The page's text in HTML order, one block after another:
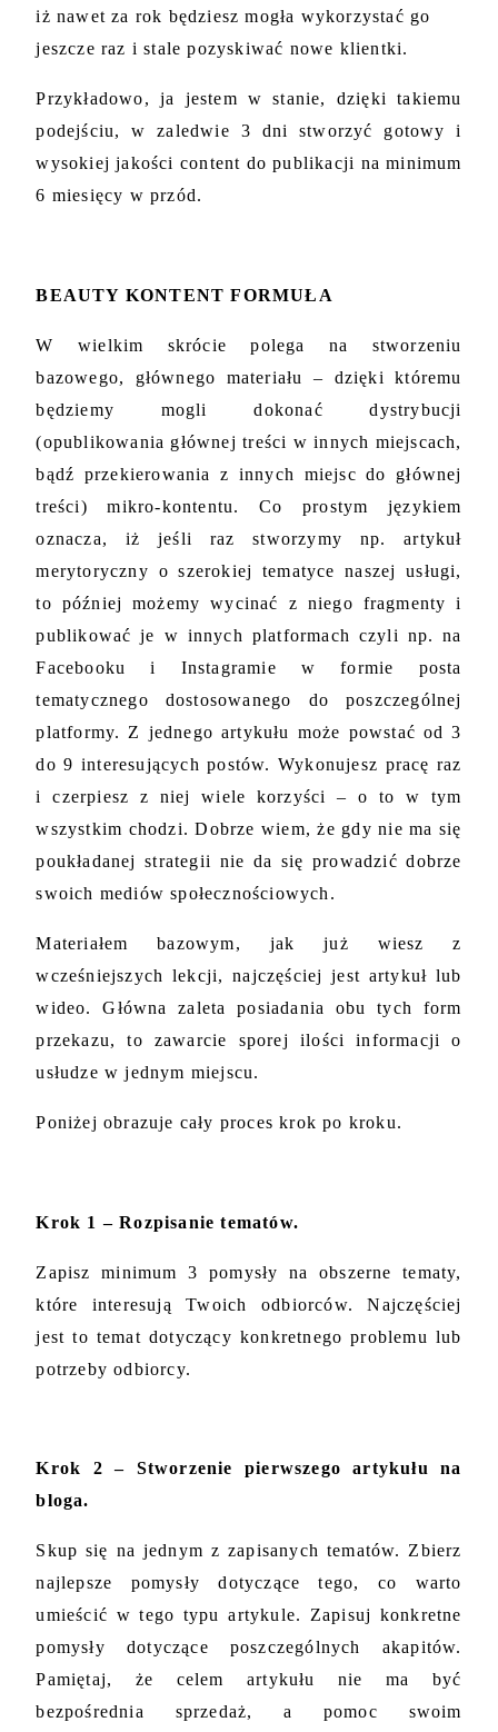
iż nawet za rok będziesz mogła wykorzystać go
jeszcze raz i stale pozyskiwać nowe klientki.
Przykładowo, ja jestem w stanie, dzięki takiemu
podejściu, w zaledwie 3 dni stworzyć gotowy i
wysokiej jakości content do publikacji na minimum
6 miesięcy w przód.
BEAUTY KONTENT FORMUŁA
W wielkim skrócie polega na stworzeniu
bazowego, głównego materiału – dzięki któremu
będziemy mogli dokonać dystrybucji
(opublikowania głównej treści w innych miejscach,
bądź przekierowania z innych miejsc do głównej
treści) mikro-kontentu. Co prostym językiem
oznacza, iż jeśli raz stworzymy np. artykuł
merytoryczny o szerokiej tematyce naszej usługi,
to później możemy wycinać z niego fragmenty i
publikować je w innych platformach czyli np. na
Facebooku i Instagramie w formie posta
tematycznego dostosowanego do poszczególnej
platformy. Z jednego artykułu może powstać od 3
do 9 interesujących postów. Wykonujesz pracę raz
i czerpiesz z niej wiele korzyści – o to w tym
wszystkim chodzi. Dobrze wiem, że gdy nie ma się
poukładanej strategii nie da się prowadzić dobrze
swoich mediów społecznościowych.
Materiałem bazowym, jak już wiesz z
wcześniejszych lekcji, najczęściej jest artykuł lub
wideo. Główna zaleta posiadania obu tych form
przekazu, to zawarcie sporej ilości informacji o
usłudze w jednym miejscu.
Poniżej obrazuje cały proces krok po kroku.
Krok 1 – Rozpisanie tematów.
Zapisz minimum 3 pomysły na obszerne tematy,
które interesują Twoich odbiorców. Najczęściej
jest to temat dotyczący konkretnego problemu lub
potrzeby odbiorcy.
Krok 2 – Stworzenie pierwszego artykułu na
bloga.
Skup się na jednym z zapisanych tematów. Zbierz
najlepsze pomysły dotyczące tego, co warto
umieścić w tego typu artykule. Zapisuj konkretne
pomysły dotyczące poszczególnych akapitów.
Pamiętaj, że celem artykułu nie ma być
bezpośrednia sprzedaż, a pomoc swoim